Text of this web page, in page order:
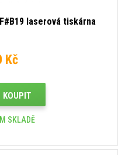
laserová tiskárna
Kč
KOUPIT
SKLADĚ